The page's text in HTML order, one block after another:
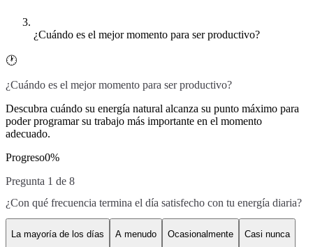
¿Cuándo es el mejor momento para ser productivo?
🕐
¿Cuándo es el mejor momento para ser productivo?
Descubra cuándo su energía natural alcanza su punto máximo para
poder programar su trabajo más importante en el momento
adecuado.
Progreso0%
Pregunta 1 de 8
¿Con qué frecuencia termina el día satisfecho con tu energía diaria?
La mayoría de los días A menudo Ocasionalmente Casi nunca